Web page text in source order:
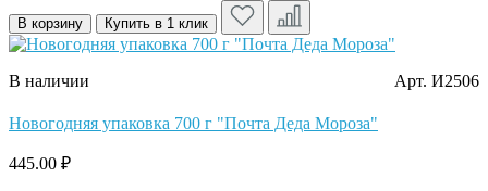
В корзину Купить в 1 клик
В наличии Арт. И2506
Новогодняя упаковка 700 г "Почта Деда Мороза"
445.00 ₽